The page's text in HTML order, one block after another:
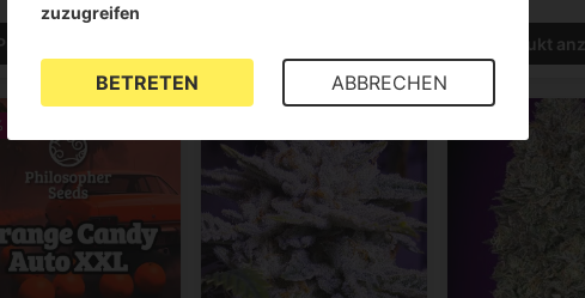
anzeigen Produkt
zuzugreifen
BETRETEN ABBRECHEN